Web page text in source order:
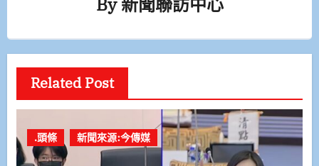
Related Post
.頭條 新聞來源:今傳媒